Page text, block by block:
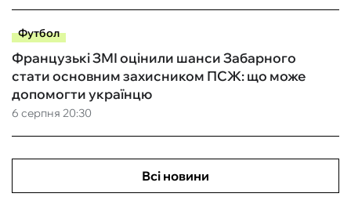
Футбол
6 серпня 20:30
Французькі ЗМІ оцінили шанси Забарного
стати основним захисником ПСЖ: що може
допомогти українцю
Всі новини